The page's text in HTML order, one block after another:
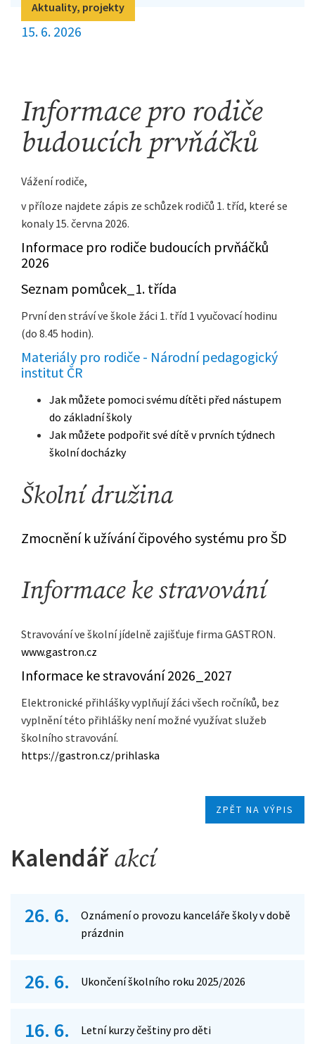
Aktuality, projekty
15. 6. 2026
Informace pro rodiče
budoucích prvňáčků
Vážení rodiče,
v příloze najdete zápis ze schůzek rodičů 1. tříd, které se
konaly 15. června 2026.
Informace pro rodiče budoucích prvňáčků
2026
Seznam pomůcek_1. třída
První den stráví ve škole žáci 1. tříd 1 vyučovací hodinu
(do 8.45 hodin).
Materiály pro rodiče - Národní pedagogický
institut ČR
Jak můžete pomoci svému dítěti před nástupem
do základní školy
Jak můžete podpořit své dítě v prvních týdnech
školní docházky
Školní družina
Zmocnění k užívání čipového systému pro ŠD
Informace ke stravování
Stravování ve školní jídelně zajišťuje firma GASTRON.
www.gastron.cz
Informace ke stravování 2026_2027
Elektronické přihlášky vyplňují žáci všech ročníků, bez
vyplnění této přihlášky není možné využívat služeb
školního stravování.
https://gastron.cz/prihlaska
ZPĚT NA VÝPIS
Kalendářakcí
26. 6.
Oznámení o provozu kanceláře školy v době
prázdnin
26. 6. Ukončení školního roku 2025/2026
16. 6. Letní kurzy češtiny pro děti